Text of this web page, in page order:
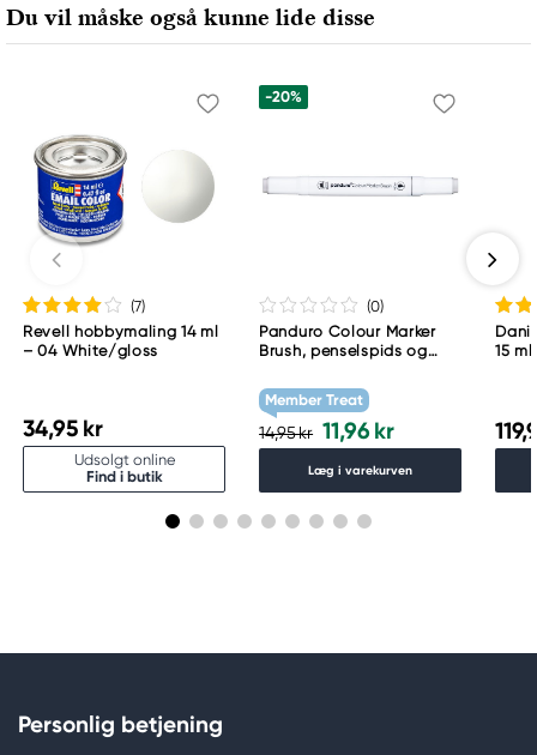
Du vil måske også kunne lide disse
(7)
Revell hobbymaling 14 ml
– 04 White/gloss
34,95 kr
Udsolgt online
Find i butik
-20%
(0)
Panduro Colour Marker
Brush, penselspids og
grey 1 WG1
Member Treat
14,95 kr 11,96 kr
Læg i varekurven
15
Personlig betjening